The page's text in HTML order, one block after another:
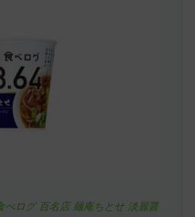
べログ 百名店 麺庵ちとせ 淡麗醤